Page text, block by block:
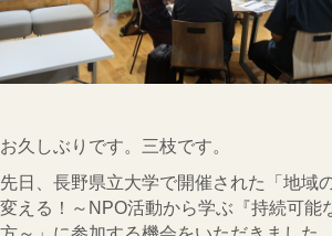
MABAYUI
CONTACT
インフォメーション
Q&A
お久しぶりです。三枝です。
先日、長野県立大学で開催された「地域
変える！～NPO活動から学ぶ『持続可能